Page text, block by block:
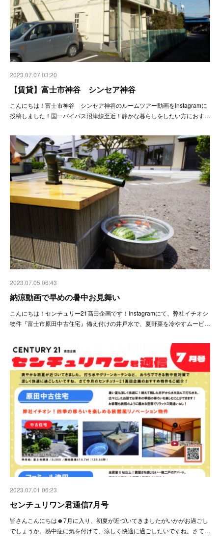
2023.07.07 03:20
【賃貸】富士市神谷 シンセア神谷
こんにちは！富士市神谷 シンセア神谷のルームツアー動画をInstagramに
投稿しました！国一バイパス沼津線至近！静かな暮らしをしたい方におす…
2023.07.05 06:43
納涼動画で早めの暑中お見舞い
こんにちは！センチュリー21髙田企画です！Instagramにて、弊社イチオシ
物件『富士市原田中古住宅』備え付けの井戸水で、夏野菜を冷やすムービ…
2023.07.01 06:23
センチュリワン君通信7月号
皆さんこんにちは☻7月に入り、初夏が近づいてきましたがいかがお過ごし
でしょうか。熱中症に気を付けて、涼しく快適に過ごしたいですね。さて…